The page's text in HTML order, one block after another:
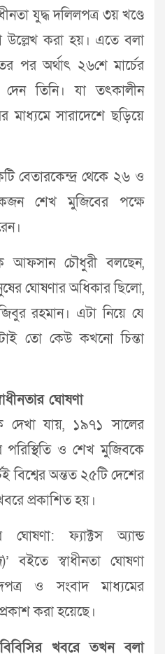
যুদ্ধ দলিলপত্র ৩য় খণ্ডে
করা হয়। এতে বলা
পর অর্থাৎ ২৬শে মার্চের
তিনি। যা তৎকালীন
মাধ্যমে সারাদেশে ছড়িয়ে
বেতারকেন্দ্র থেকে ২৬ ও
শেখ মুজিবের পক্ষে
আফসান চৌধুরী বলছেন,
ঘোষণার অধিকার ছিলো,
রহমান। এটা নিয়ে যে
তো কেউ কখনো চিন্তা
ঘোষণা
দেখা যায়, ১৯৭১ সালের
পরিস্থিতি ও শেখ মুজিবকে
বিশ্বের অন্তত ২৫টি দেশের
প্রকাশিত হয়।
ঘোষণা: ফ্যাক্টস অ্যান্ড
বইতে স্বাধীনতা ঘোষণা
ও সংবাদ মাধ্যমের
করা হয়েছে।
খবরে তখন বলা